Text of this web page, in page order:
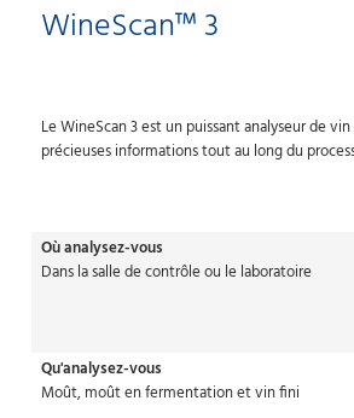
WineScan™ 3
Le WineScan 3 est un puissant analyseur de
précieuses informations tout au long du
Où analysez-vous
Dans la salle de contrôle ou le laboratoire
Qu'analysez-vous
Moût, moût en fermentation et vin fini